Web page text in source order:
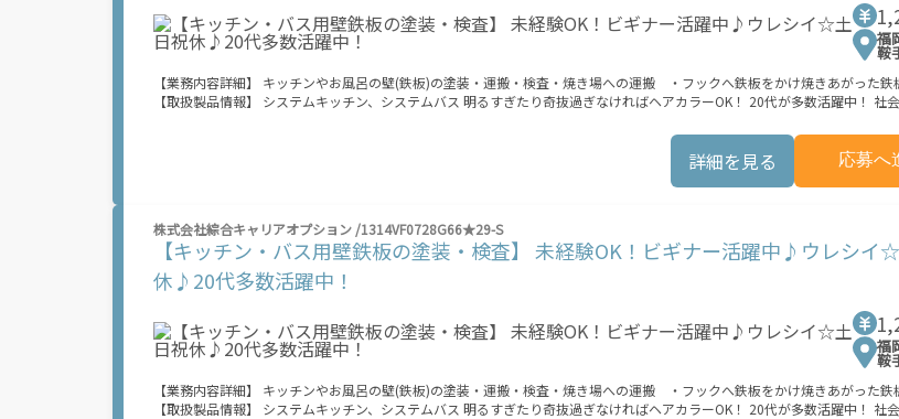
福
鞍
【業務内容詳細】 キッチンやお風呂の壁(鉄板)の塗装・運搬・検査・焼き場への運搬 ・フックへ鉄板をかけ焼きあがった鉄
【取扱製品情報】 システムキッチン、システムバス 明るすぎたり奇抜過ぎなければヘアカラーOK！ 20代が多数活躍中！ 社会人経験が浅
業は月20時間以上あります♪ ≪週休2日制≫ 週末は家族や友人と一緒にプライベート満喫！ ≪髪型自由≫ 基本的に髪色自由
り奇抜でなければOKです！ (規定有) ≪ラクラク制服アリ≫ 制服があるので、毎日の服装の悩み解消♪ ≪未経験の方も大カン
いことにチャレンジするのは不安だけど、しっかり働く環境が整っています！ イチからスキルUP・ステップUP目指していき
万円！ 業界トップクラス！ 当社では働くあなたの負担を軽減する為に 交通費別途支給（非課税）を行っています。 ※交通費
は所得税がかかります。 ※規定・支払条件有 ＼友人紹介で特典をGET★／ ⇒紹介した方に 【10万円】 、された方に 【5万円】 をプレゼ
ント！ 期間限定で金額増加キャンペーン中！ お友だちを誘っておこづかいGETしよう！ ※全て規定・支払条件有 ―――――――――――――――――――――――― 8/7(金) ■9:00～20:00
8/8(土) ～ 8/12(水) ■9:00～18:00 8/13（木）～ 8/16（日） 夏季休業期間のため、電話での応募受付はお休みです。 WEB応募は24ｈ受
詳細を見る 応募へ
株式会社綜合キャリアオプション /1314VF0728G66★29-S
【キッチン・バス用壁鉄板の塗装・検査】 未経験OK！ビギナー活躍中♪ウレシイ
休♪20代多数活躍中！
福
鞍
【業務内容詳細】 キッチンやお風呂の壁(鉄板)の塗装・運搬・検査・焼き場への運搬 ・フックへ鉄板をかけ焼きあがった鉄
【取扱製品情報】 システムキッチン、システムバス 明るすぎたり奇抜過ぎなければヘアカラーOK！ 20代が多数活躍中！ 社会人経験が浅